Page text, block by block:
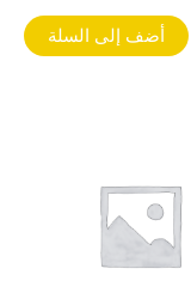
أضف إلى السلة